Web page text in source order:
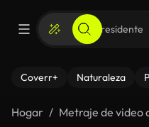
Coverr+ Naturaleza
Hogar Metraje de video